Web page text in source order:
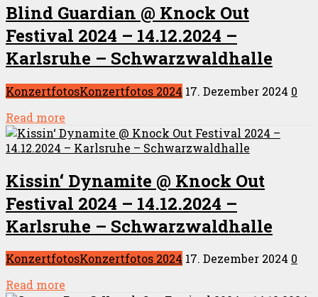
Blind Guardian @ Knock Out
Festival 2024 – 14.12.2024 –
Karlsruhe – Schwarzwaldhalle
KonzertfotosKonzertfotos 2024 17. Dezember 2024 0
Read more
Kissin‘ Dynamite @ Knock Out
Festival 2024 – 14.12.2024 –
Karlsruhe – Schwarzwaldhalle
KonzertfotosKonzertfotos 2024 17. Dezember 2024 0
Read more